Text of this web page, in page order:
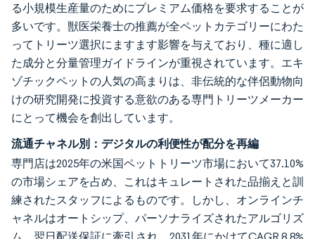
る小規模生産量のためにプレミアム価格を要求することが
多いです。獣医栄養士の推薦が全ペットカテゴリーにわた
ってトリーツ選択にますます影響を与えており、種に適し
た成分と分量管理ガイドラインが重視されています。エキ
ゾチックペットの人気の高まりは、非伝統的な伴侶動物向
けの研究開発に投資する意欲のある専門トリーツメーカー
にとって機会を創出しています。
流通チャネル別：デジタルの利便性が配分を再編
専門店は2025年の米国ペットトリーツ市場において37.10%
の市場シェアを占め、これはキュレートされた品揃えと訓
練されたスタッフによるものです。しかし、オンラインチ
ャネルはオートシップ、パーソナライズされたアルゴリズ